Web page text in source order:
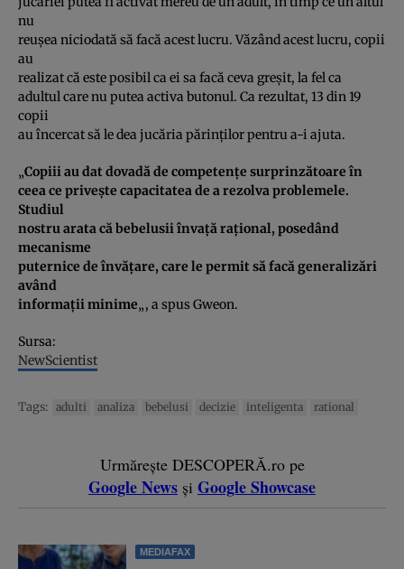
nu
reuşea niciodată să facă acest lucru. Văzând acest lucru, copii
au
realizat că este posibil ca ei sa facă ceva greşit, la fel ca
adultul care nu putea activa butonul. Ca rezultat, 13 din 19
copii
au încercat să le dea jucăria părinţilor pentru a-i ajuta.
„Copiii au dat dovadă de competenţe surprinzătoare în
ceea ce priveşte capacitatea de a rezolva problemele.
Studiul
nostru arata că bebelusii învaţă raţional, posedând
mecanisme
puternice de învăţare, care le permit să facă generalizări
având
informaţii minime„, a spus Gweon.
Sursa:
NewScientist
Tags: adulti analiza bebelusi decizie inteligenta rational
Urmărește DESCOPERĂ.ro pe
Google News și Google Showcase
MEDIAFAX